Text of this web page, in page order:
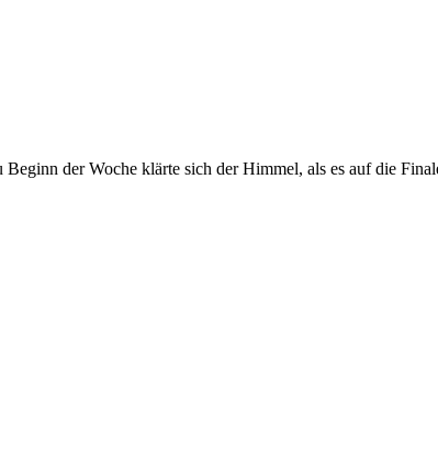
Beginn der Woche klärte sich der Himmel, als es auf die